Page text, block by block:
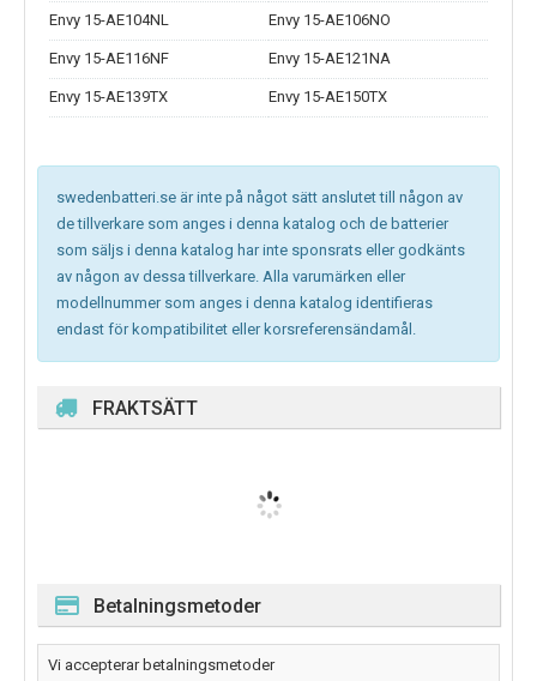
Envy 15-AE104NL Envy 15-AE106NO
Envy 15-AE116NF Envy 15-AE121NA
Envy 15-AE139TX Envy 15-AE150TX
swedenbatteri.se är inte på något sätt anslutet till någon av
de tillverkare som anges i denna katalog och de batterier
som säljs i denna katalog har inte sponsrats eller godkänts
av någon av dessa tillverkare. Alla varumärken eller
modellnummer som anges i denna katalog identifieras
endast för kompatibilitet eller korsreferensändamål.
FRAKTSÄTT
Betalningsmetoder
Vi accepterar betalningsmetoder